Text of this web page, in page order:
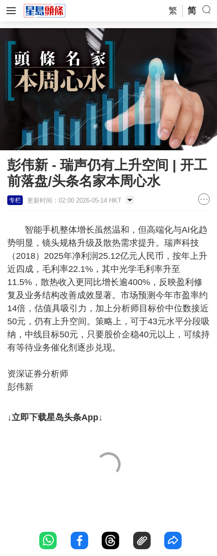
繁 简
彭伟新 - 瑞声仍有上升空间 | 开工
前落盘/头条名家本周心水
专栏 更新时间：02:00 2026-05-14 HKT
智能手机整体增长虽然温和，但高端化与AI化趋
势明显，镜头规格升级及散热需求提升。瑞声科技
（2018）2025年净利润25.12亿元人民币，按年上升
近四成，毛利率22.1%，其中光学毛利率升至
11.5%，散热收入更同比增长逾400%，反映盈利修
复及业务结构改善成效显著。市场预测今年市盈率约
14倍，估值具吸引力，加上分析师目标价中位数接近
50元，仍有上升空间。策略上，可于43元水平分段吸
纳，中线目标50元，只要股价企稳40元以上，可续持
有等待业务催化剂逐步兑现。
资深证券分析师
彭伟新
↓立即下载星岛头条App↓